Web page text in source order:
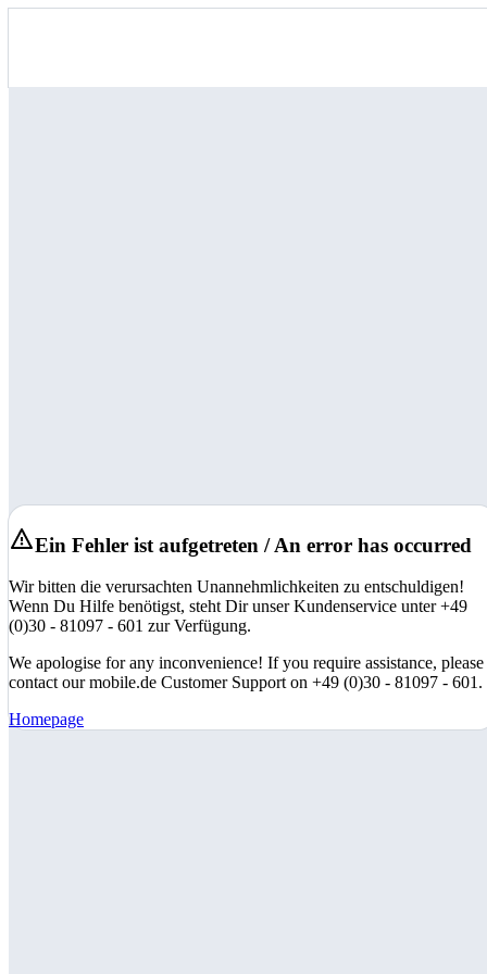
Ein Fehler ist aufgetreten / An error has occurred
Wir bitten die verursachten Unannehmlichkeiten zu entschuldigen!
Wenn Du Hilfe benötigst, steht Dir unser Kundenservice unter +49
(0)30 - 81097 - 601 zur Verfügung.
We apologise for any inconvenience! If you require assistance, please
contact our mobile.de Customer Support on +49 (0)30 - 81097 - 601.
Homepage